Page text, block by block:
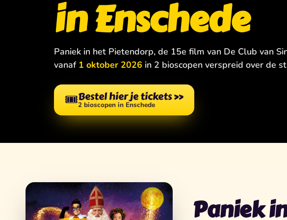
in Enschede
Paniek in het Pietendorp, de 15e film van De Club van
vanaf 1 oktober 2026 in 2 bioscopen verspreid over de
🎟️Bestel hier je tickets»
2 bioscopen in Enschede
Paniek